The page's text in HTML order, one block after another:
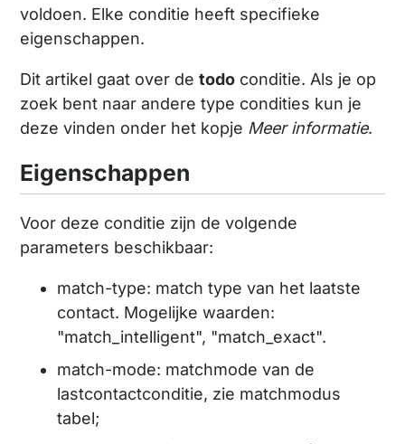
voldoen. Elke conditie heeft specifieke
eigenschappen.
Dit artikel gaat over detodo conditie. Als je op
zoek bent naar andere type condities kun je
deze vinden onder het kopje Meer informatie.
Eigenschappen
Voor deze conditie zijn de volgende
parameters beschikbaar:
match-type: match type van het laatste
contact. Mogelijke waarden:
"match_intelligent", "match_exact".
match-mode: matchmode van de
lastcontactconditie, zie matchmodus
tabel;